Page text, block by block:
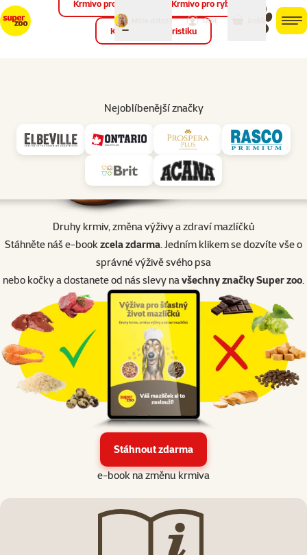
můj
účet
Krmivo pro ptáky Krmivo pro ryby
Krmivo pro teraristiku
Nejoblíbenější značky
E-book Výživa pro šťastný život mazlíčků
Druhy krmiv, změna výživy a zdraví mazlíčků
Stáhněte náš e-bookzcela zdarma. Jedním klikem se dozvíte vše o
správné výživě svého psa
nebo kočky a dostanete od nás slevy navšechny značky Super zoo.
Stáhnout zdarma
e-book na změnu krmiva